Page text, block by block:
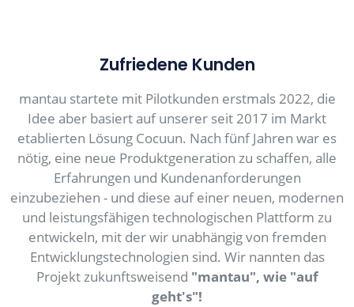
Zufriedene Kunden
mantau startete mit Pilotkunden erstmals 2022, die
Idee aber basiert auf unserer seit 2017 im Markt
etablierten Lösung Cocuun. Nach fünf Jahren war es
nötig, eine neue Produktgeneration zu schaffen, alle
Erfahrungen und Kundenanforderungen
einzubeziehen - und diese auf einer neuen, modernen
und leistungsfähigen technologischen Plattform zu
entwickeln, mit der wir unabhängig von fremden
Entwicklungstechnologien sind. Wir nannten das
Projekt zukunftsweisend "mantau", wie "auf
geht's"!